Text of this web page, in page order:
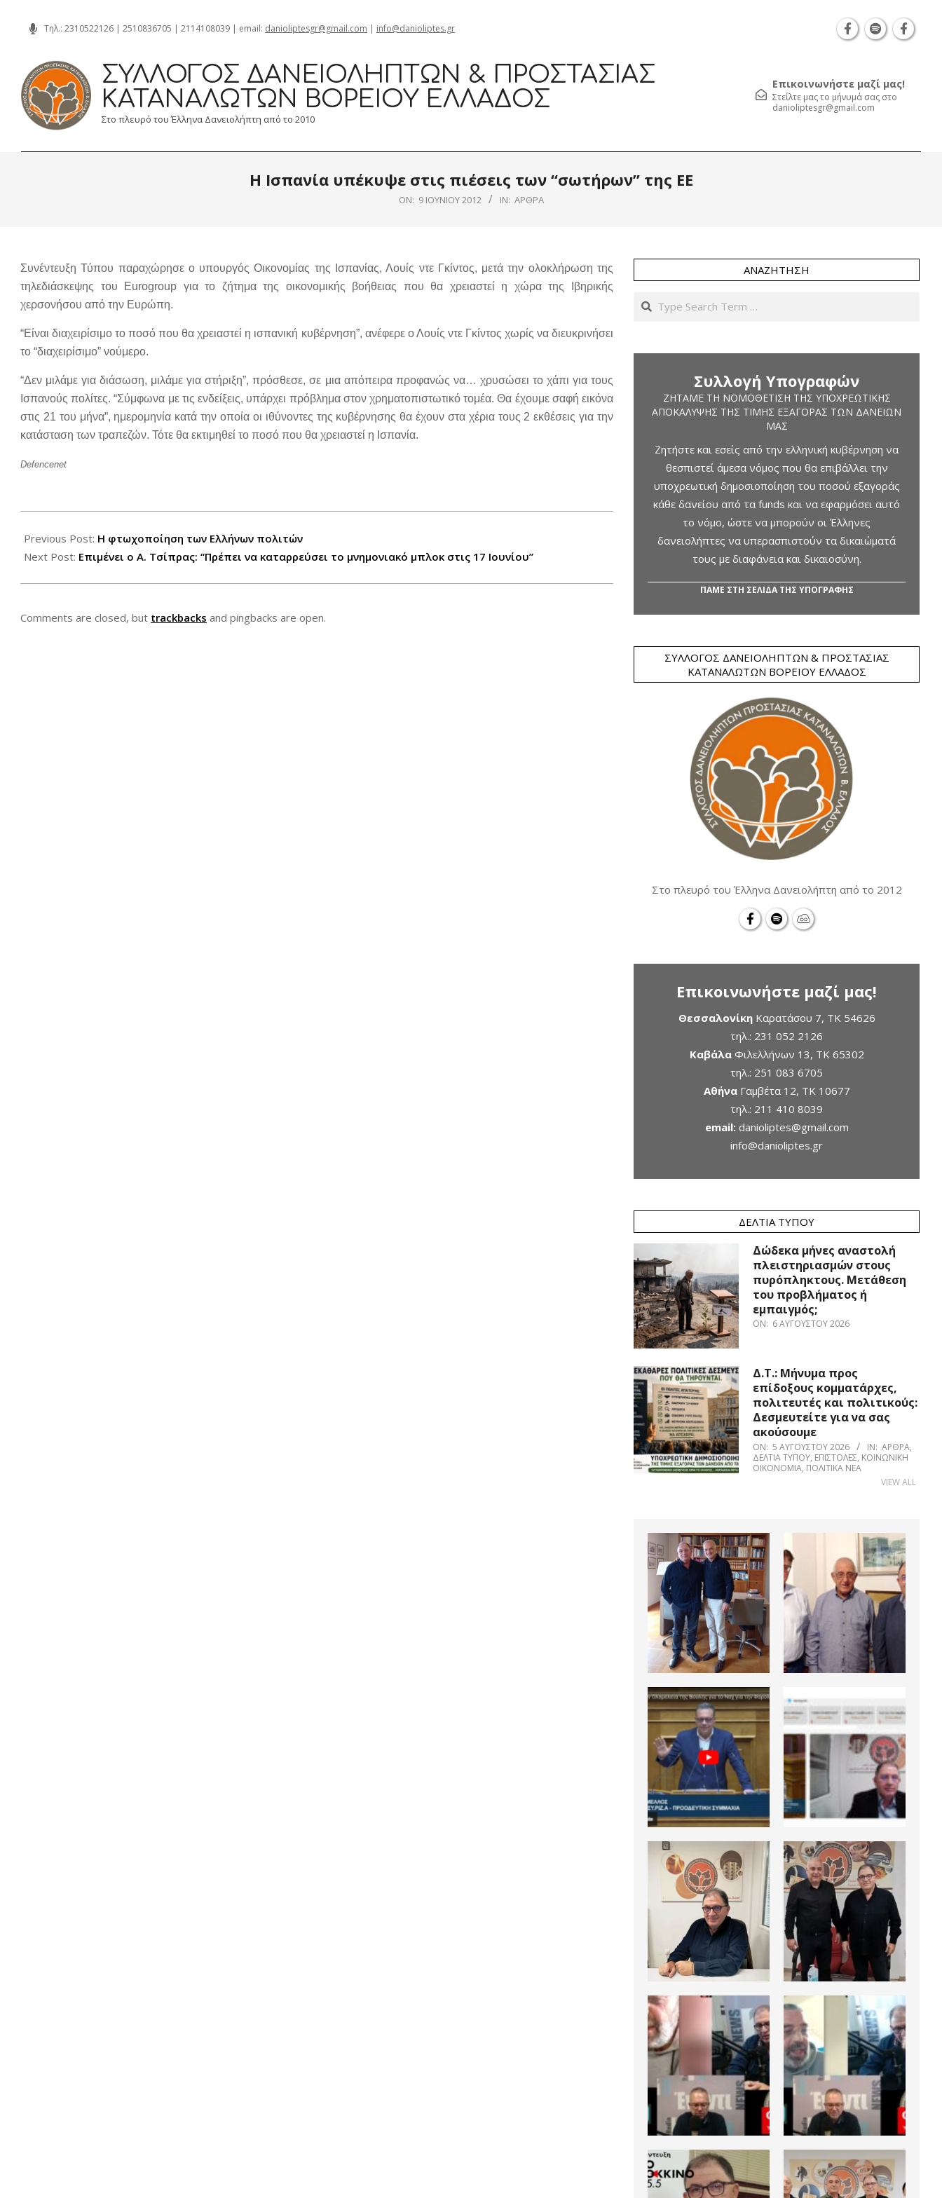
content
Τηλ.: 2310522126 | 2510836705 | 2114108039 | email: danioliptesgr@gmail.com | info@danioliptes.gr
ΣΎΛΛΟΓΟΣ ΔΑΝΕΙΟΛΗΠΤΏΝ & ΠΡΟΣΤΑΣΊΑΣ
ΚΑΤΑΝΑΛΩΤΏΝ ΒΟΡΕΊΟΥ ΕΛΛΆΔΟΣ
Στο πλευρό του Έλληνα Δανειολήπτη από το 2010
Επικοινωνήστε μαζί μας!
Στείλτε μας το μήνυμά σας στο
danioliptesgr@gmail.com
Η Ισπανία υπέκυψε στις πιέσεις των “σωτήρων” της ΕΕ
ON: 9 ΙΟΥΝΊΟΥ 2012 IN: ΆΡΘΡΑ
Συνέντευξη Τύπου παραχώρησε o υπουργός Οικονομίας της Ισπανίας, Λουίς ντε Γκίντος, μετά την ολοκλήρωση της
τηλεδιάσκεψης του Εurogroup για το ζήτημα της οικονομικής βοήθειας που θα χρειαστεί η χώρα της Ιβηρικής
χερσονήσου από την Ευρώπη.
“Είναι διαχειρίσιμο το ποσό που θα χρειαστεί η ισπανική κυβέρνηση”, ανέφερε ο Λουίς ντε Γκίντος χωρίς να διευκρινήσει
το “διαχειρίσιμο” νούμερο.
“Δεν μιλάμε για διάσωση, μιλάμε για στήριξη”, πρόσθεσε, σε μια απόπειρα προφανώς να… χρυσώσει το χάπι για τους
Ισπανούς πολίτες. “Σύμφωνα με τις ενδείξεις, υπάρχει πρόβλημα στον χρηματοπιστωτικό τομέα. Θα έχουμε σαφή εικόνα
στις 21 του μήνα”, ημερομηνία κατά την οποία οι ιθύνοντες της κυβέρνησης θα έχουν στα χέρια τους 2 εκθέσεις για την
κατάσταση των τραπεζών. Τότε θα εκτιμηθεί το ποσό που θα χρειαστεί η Ισπανία.
Defencenet
06-
09
Previous Post: Η φτωχοποίηση των Ελλήνων πολιτών
Next Post: Επιμένει ο Α. Τσίπρας: “Πρέπει να καταρρεύσει το μνημονιακό μπλοκ στις 17 Ιουνίου”
Comments are closed, but trackbacks and pingbacks are open.
ΑΝΑΖΉΤΗΣΗ
Search
Συλλογή Υπογραφών
ΖΗΤΆΜΕ ΤΗ ΝΟΜΟΘΈΤΙΣΗ ΤΗΣ ΥΠΟΧΡΕΩΤΙΚΉΣ
ΑΠΟΚΆΛΥΨΗΣ ΤΗΣ ΤΙΜΉΣ ΕΞΑΓΟΡΆΣ ΤΩΝ ΔΑΝΕΊΩΝ
ΜΑΣ
Ζητήστε και εσείς από την ελληνική κυβέρνηση να
θεσπιστεί άμεσα νόμος που θα επιβάλλει την
υποχρεωτική δημοσιοποίηση του ποσού εξαγοράς
κάθε δανείου από τα funds και να εφαρμόσει αυτό
το νόμο, ώστε να μπορούν οι Έλληνες
δανειολήπτες να υπερασπιστούν τα δικαιώματά
τους με διαφάνεια και δικαιοσύνη.
ΠΑΜΕ ΣΤΗ ΣΕΛΙΔΑ ΤΗΣ ΥΠΟΓΡΑΦΗΣ
ΣΎΛΛΟΓΟΣ ΔΑΝΕΙΟΛΗΠΤΏΝ & ΠΡΟΣΤΑΣΊΑΣ
ΚΑΤΑΝΑΛΩΤΏΝ ΒΟΡΕΊΟΥ ΕΛΛΆΔΟΣ
Στο πλευρό του Έλληνα Δανειολήπτη από το 2012
Επικοινωνήστε μαζί μας!
ΘεσσαλονίκηΚαρατάσου 7, TK 54626
τηλ.: 231 052 2126
ΚαβάλαΦιλελλήνων 13, ΤΚ 65302
τηλ.: 251 083 6705
ΑθήναΓαμβέτα 12, ΤΚ 10677
τηλ.: 211 410 8039
email: danioliptes@gmail.com
info@danioliptes.gr
ΔΕΛΤΊΑ ΤΎΠΟΥ
Δώδεκα μήνες αναστολή
πλειστηριασμών στους
πυρόπληκτους. Μετάθεση
του προβλήματος ή
εμπαιγμός;
ON: 6 ΑΥΓΟΎΣΤΟΥ 2026
Δ.Τ.: Μήνυμα προς
επίδοξους κομματάρχες,
πολιτευτές και πολιτικούς:
Δεσμευτείτε για να σας
ακούσουμε
ON: 5 ΑΥΓΟΎΣΤΟΥ 2026 IN: ΆΡΘΡΑ,
ΔΕΛΤΊΑ ΤΎΠΟΥ, ΕΠΙΣΤΟΛΈΣ, ΚΟΙΝΩΝΙΚΉ
ΟΙΚΟΝΟΜΊΑ, ΠΟΛΙΤΙΚΆ ΝΈΑ
VIEW ALL